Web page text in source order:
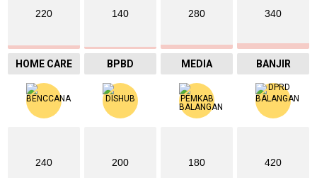
220
HOME CARE
140
BPBD
280
MEDIA
340
BANJIR
240 200 180 420